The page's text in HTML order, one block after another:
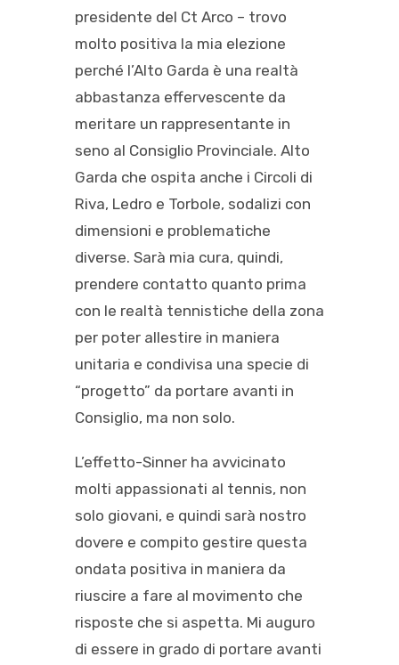
presidente del Ct Arco – trovo
molto positiva la mia elezione
perché l’Alto Garda è una realtà
abbastanza effervescente da
meritare un rappresentante in
seno al Consiglio Provinciale. Alto
Garda che ospita anche i Circoli di
Riva, Ledro e Torbole, sodalizi con
dimensioni e problematiche
diverse. Sarà mia cura, quindi,
prendere contatto quanto prima
con le realtà tennistiche della zona
per poter allestire in maniera
unitaria e condivisa una specie di
“progetto” da portare avanti in
Consiglio, ma non solo.
L’effetto-Sinner ha avvicinato
molti appassionati al tennis, non
solo giovani, e quindi sarà nostro
dovere e compito gestire questa
ondata positiva in maniera da
riuscire a fare al movimento che
risposte che si aspetta. Mi auguro
di essere in grado di portare avanti